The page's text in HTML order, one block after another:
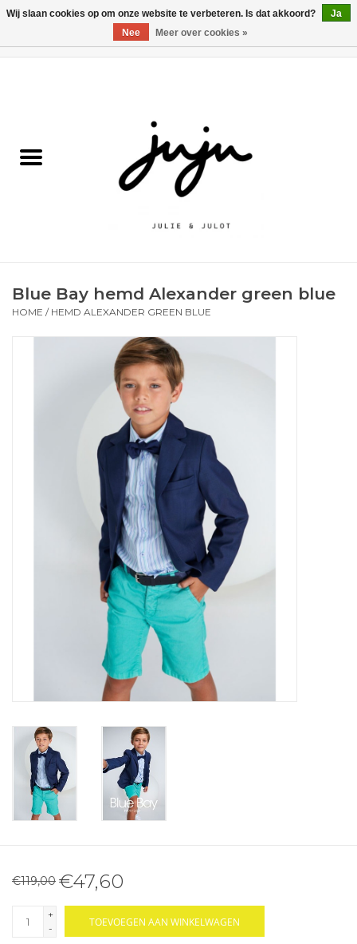
Kledij jongens
Schoenen
Blue Bay hemd Alexander green blue
HOME / HEMD ALEXANDER GREEN BLUE
€119,00 €47,60
+
-
TOEVOEGEN AAN WINKELWAGEN
Wij slaan cookies op om onze website te verbeteren. Is dat akkoord?
Ja
Nee
Meer over cookies »